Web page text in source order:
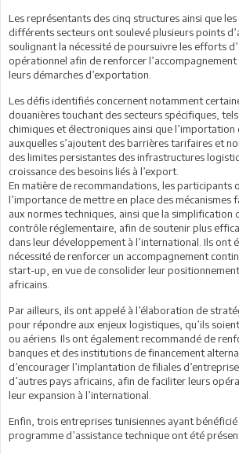
Les représentants des cinq structures ainsi que
différents secteurs ont soulevé plusieurs points
soulignant la nécessité de poursuivre les efforts
opérationnel afin de renforcer
leurs démarches d’exportation.
Les défis identifiés concernent notamment
douanières touchant des secteurs spécifiques,
chimiques et électroniques ainsi que l’importation
auxquelles s’ajoutent des barrières tarifaires et
des limites persistantes des infrastructures
croissance des besoins liés à l’export.
En matière de recommandations, les participants
l’importance de mettre en place des
aux normes techniques, ainsi que la simplification
contrôle réglementaire, afin de soutenir plus
dans leur développement à l’international. Ils ont
nécessité de renforcer un accompagnement
start-up, en vue de consolider leur
africains.
Par ailleurs, ils ont appelé à l’élaboration de
pour répondre aux enjeux logistiques, qu’ils
ou aériens. Ils ont également recommandé de
banques et des institutions de financement
d’encourager l’implantation de filiales
d’autres pays africains, afin de faciliter leurs
leur expansion à l’international.
Enfin, trois entreprises tunisiennes ayant bénéficié
programme d’assistance technique ont été